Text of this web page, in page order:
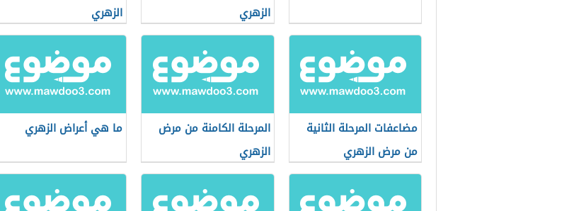
الزهري
الزهري
مضاعفات المرحلة الثانية
من مرض الزهري
المرحلة الكامنة من مرض
الزهري
ما هي أعراض الزهري